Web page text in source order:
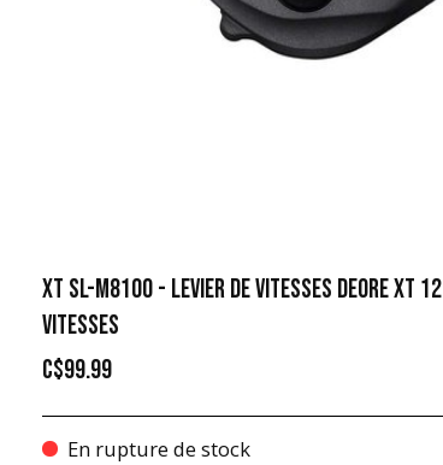
XT SL-M8100 - LEVIER DE VITESSES DEORE XT 12
VITESSES
C$99.99
En rupture de stock